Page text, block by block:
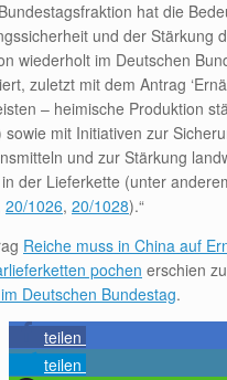
hat die
und der Stärkung
wiederholt im Deutschen
zuletzt mit dem Antrag
– heimische Produktion
sowie mit Initiativen zur
und zur Stärkung
der Lieferkette (unter
20/1026, 20/1028).“
Reiche muss in China auf
pochen erschien
Deutschen Bundestag.
teilen
teilen